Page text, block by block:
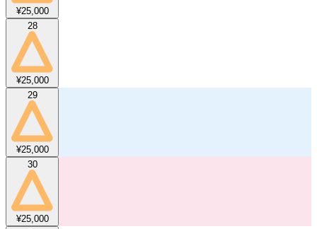
¥25,000
28
¥25,000
29
¥25,000
30
¥25,000